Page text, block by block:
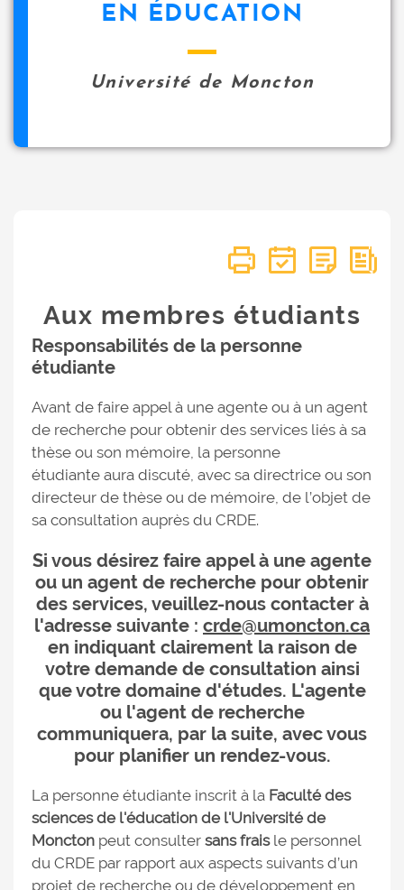
EN ÉDUCATION
Université de Moncton
Aux membres étudiants
Responsabilités de la personne
étudiante
Avant de faire appel à une agente ou à un agent
de recherche pour obtenir des services liés à sa
thèse ou son mémoire, la personne
étudiante aura discuté, avec sa directrice ou son
directeur de thèse ou de mémoire, de l’objet de
sa consultation auprès du CRDE.
Si vous désirez faire appel à une agente
ou un agent de recherche pour obtenir
des services, veuillez-nous contacter à
l'adresse suivante : crde@umoncton.ca
en indiquant clairement la raison de
votre demande de consultation ainsi
que votre domaine d'études. L'agente
ou l'agent de recherche
communiquera, par la suite, avec vous
pour planifier un rendez-vous.
La personne étudiante inscrit à la Faculté des
sciences de l'éducation de l'Université de
Moncton peut consulter sans fraisle personnel
du CRDE par rapport aux aspects suivants d’un
projet de recherche ou de développement en